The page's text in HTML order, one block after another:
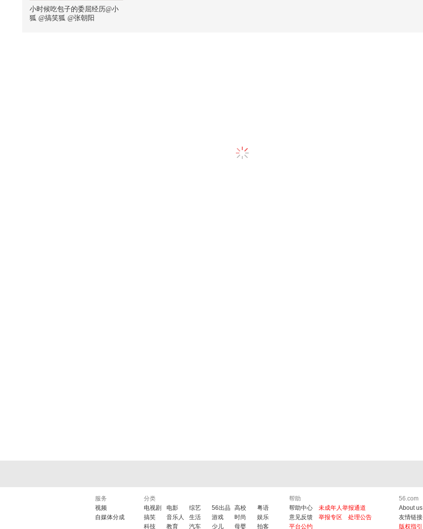
小时候吃包子的委屈经历@小
狐 @搞笑狐 @张朝阳
服务
视频
自媒体分成
分类
电视剧
电影 综艺 56出品 高校
粤语
搞笑
音乐人 生活 游戏 时尚
娱乐
科技
教育 汽车 少儿 母婴 拍客
帮助
帮助中心
未成年人举报通道
意见反馈
举报专区
处理公告
平台公约
56.com
About us
友情链接
版权指引